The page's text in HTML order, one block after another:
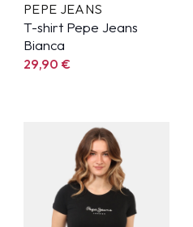
PEPE JEANS
T-shirt Pepe Jeans
Bianca
29,90€